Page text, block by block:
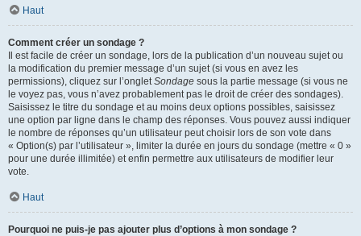
Haut
Comment créer un sondage ?
Il est facile de créer un sondage, lors de la publication d’un nouveau sujet ou
la modification du premier message d’un sujet (si vous en avez les
permissions), cliquez sur l’ongletSondage sous la partie message (si vous ne
le voyez pas, vous n’avez probablement pas le droit de créer des sondages).
Saisissez le titre du sondage et au moins deux options possibles, saisissez
une option par ligne dans le champ des réponses. Vous pouvez aussi indiquer
le nombre de réponses qu’un utilisateur peut choisir lors de son vote dans
« Option(s) par l’utilisateur », limiter la durée en jours du sondage (mettre « 0 »
pour une durée illimitée) et enfin permettre aux utilisateurs de modifier leur
vote.
Haut
Pourquoi ne puis-je pas ajouter plus d’options à mon sondage ?